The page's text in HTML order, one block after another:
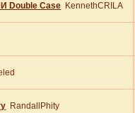
Case KennethCRILA
RandallPhity